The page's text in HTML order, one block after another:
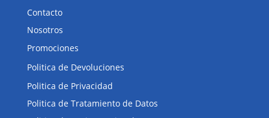
Contacto
Nosotros
Promociones
Politica de Devoluciones
Politica de Privacidad
Politica de Tratamiento de Datos